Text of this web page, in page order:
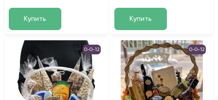
Купить Купить
0-0-12 0-0-12